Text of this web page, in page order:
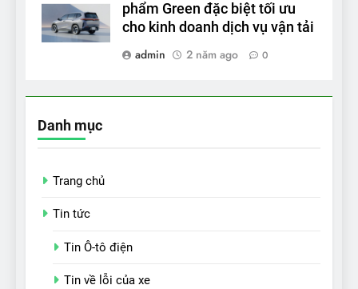
phẩm Green đặc biệt tối ưu
cho kinh doanh dịch vụ vận tải
admin
2 năm ago 0
Danh mục
Trang chủ
Tin tức
Tin Ô-tô điện
Tin về lỗi của xe